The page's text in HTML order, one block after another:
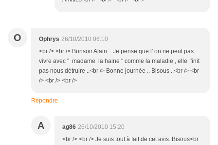
O Ophrys 26/10/2010 06:10
<br /> <br /> Bonsoir Alain .. Je pense que l' on ne peut pas
vivre avec " madame la haine " comme la maladie , elle finit
pas nous détruire ..<br /> Bonne journée .. Bisous ..<br /> <br
/> <br /> <br />
Répondre
A ag86 26/10/2010 15:20
<br /> <br /> Je suis tout à fait de cet avis. Bisous<br